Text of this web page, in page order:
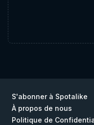
S'abonner à Spotalike
À propos de nous
Politique de